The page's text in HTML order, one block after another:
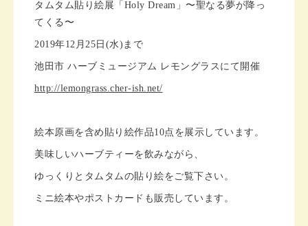
タムタム貼り絵展「Holy Dream」〜聖なる夢が降っ
てくる〜
2019年12月25日(水)まで
池田市 ハーブミュージアム レモングラスにて開催
http://lemongrass.cher-ish.net/
絵本原画を含め貼り絵作品10点を展示しています。
美味しいハーブティーを飲みながら、
ゆっくりとタムタムの貼り絵をご覧下さい。
ミニ絵本やポストカードも販売しています。